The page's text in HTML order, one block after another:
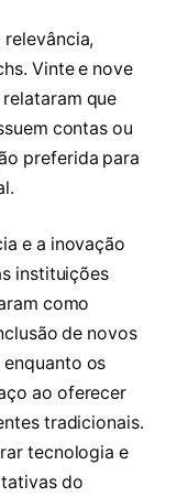
Vinte e nove
que
contas ou
preferida para
e a inovação
instituições
como
de novos
os
ao oferecer
tradicionais.
tecnologia e
do